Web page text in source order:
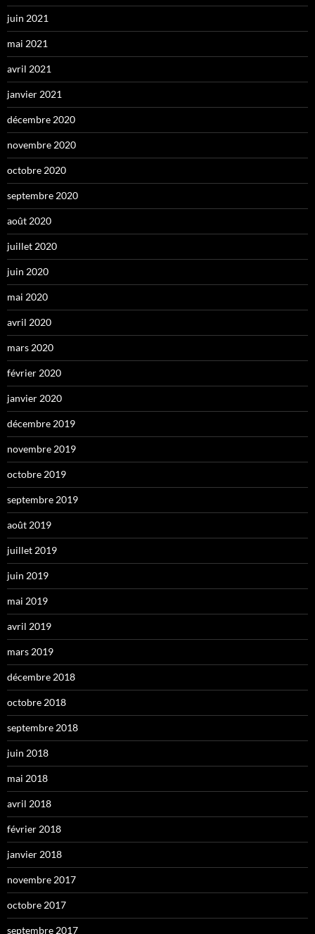
juin 2021
mai 2021
avril 2021
janvier 2021
décembre 2020
novembre 2020
octobre 2020
septembre 2020
août 2020
juillet 2020
juin 2020
mai 2020
avril 2020
mars 2020
février 2020
janvier 2020
décembre 2019
novembre 2019
octobre 2019
septembre 2019
août 2019
juillet 2019
juin 2019
mai 2019
avril 2019
mars 2019
décembre 2018
octobre 2018
septembre 2018
juin 2018
mai 2018
avril 2018
février 2018
janvier 2018
novembre 2017
octobre 2017
septembre 2017